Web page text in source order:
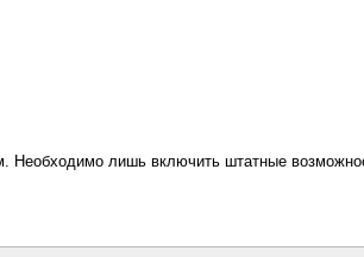
Необходимо лишь включить штатные